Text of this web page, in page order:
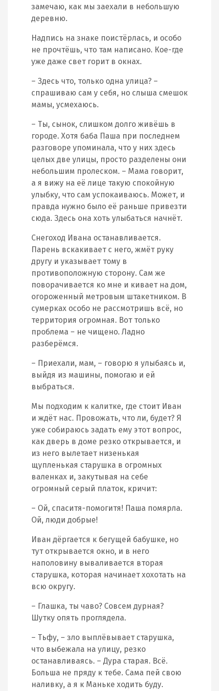
замечаю, как мы заехали в небольшую
деревню.
Надпись на знаке поистёрлась, и особо
не прочтёшь, что там написано. Кое-где
уже даже свет горит в окнах.
– Здесь что, только одна улица? –
спрашиваю сам у себя, но слыша смешок
мамы, усмехаюсь.
– Ты, сынок, слишком долго живёшь в
городе. Хотя баба Паша при последнем
разговоре упоминала, что у них здесь
целых две улицы, просто разделены они
небольшим пролеском. – Мама говорит,
а я вижу на её лице такую спокойную
улыбку, что сам успокаиваюсь. Может, и
правда нужно было её раньше привезти
сюда. Здесь она хоть улыбаться начнёт.
Снегоход Ивана останавливается.
Парень вскакивает с него, жмёт руку
другу и указывает тому в
противоположную сторону. Сам же
поворачивается ко мне и кивает на дом,
огороженный метровым штакетником. В
сумерках особо не рассмотришь всё, но
территория огромная. Вот только
проблема – не чищено. Ладно
разберёмся.
– Приехали, мам, – говорю я улыбаясь и,
выйдя из машины, помогаю и ей
выбраться.
Мы подходим к калитке, где стоит Иван
и ждёт нас. Провожать, что ли, будет? Я
уже собираюсь задать ему этот вопрос,
как дверь в доме резко открывается, и
из него вылетает низенькая
щупленькая старушка в огромных
валенках и, закутывая на себе
огромный серый платок, кричит:
– Ой, спаситя-помогитя! Паша помярла.
Ой, люди добрые!
Иван дёргается к бегущей бабушке, но
тут открывается окно, и в него
наполовину вываливается вторая
старушка, которая начинает хохотать на
всю округу.
– Глашка, ты чаво? Совсем дурная?
Шутку опять проглядела.
– Тьфу, – зло выплёвывает старушка,
что выбежала на улицу, резко
останавливаясь. – Дура старая. Всё.
Больша не пряду к тебе. Сама пей свою
наливку, а я к Маньке ходить буду.